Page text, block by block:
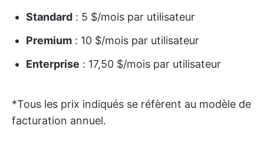
Standard : 5 $/mois par utilisateur
Premium : 10 $/mois par utilisateur
Enterprise : 17,50 $/mois par utilisateur
*Tous les prix indiqués se réfèrent au modèle de
facturation annuel.